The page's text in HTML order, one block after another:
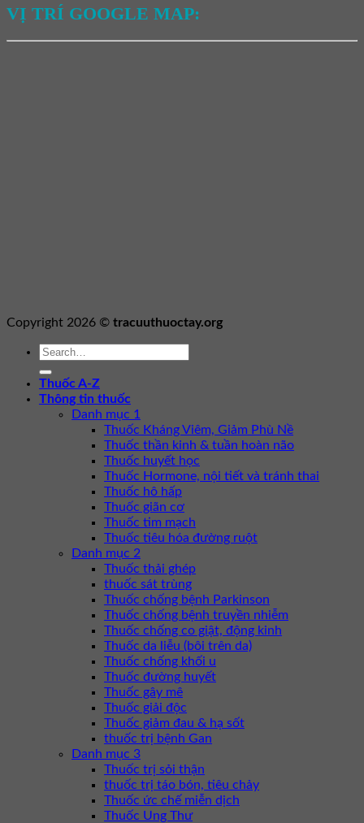
VỊ TRÍ GOOGLE MAP:
Copyright 2026 © tracuuthuoctay.org
Thuốc A-Z
Thông tin thuốc
Danh mục 1
Thuốc Kháng Viêm, Giảm Phù Nề
Thuốc thần kinh & tuần hoàn não
Thuốc huyết học
Thuốc Hormone, nội tiết và tránh thai
Thuốc hô hấp
Thuốc giãn cơ
Thuốc tim mạch
Thuốc tiêu hóa đường ruột
Danh mục 2
Thuốc thải ghép
thuốc sát trùng
Thuốc chống bệnh Parkinson
Thuốc chống bệnh truyền nhiễm
Thuốc chống co giật, động kinh
Thuốc da liễu (bôi trên da)
Thuốc chống khối u
Thuốc đường huyết
Thuốc gây mê
Thuốc giải độc
Thuốc giảm đau & hạ sốt
thuốc trị bệnh Gan
Danh mục 3
Thuốc trị sỏi thận
thuốc trị táo bón, tiêu chảy
Thuốc ức chế miễn dịch
Thuốc Ung Thư